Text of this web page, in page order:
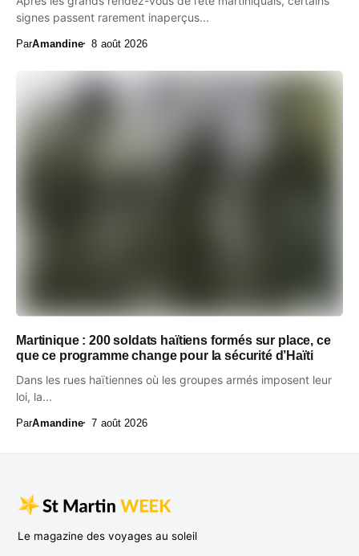
signes passent rarement inaperçus...
ParAmandine 8 août 2026
Martinique : 200 soldats haïtiens formés sur place, ce
que ce programme change pour la sécurité d’Haïti
Dans les rues haïtiennes où les groupes armés imposent leur
loi, la...
ParAmandine 7 août 2026
Le magazine des voyages au soleil